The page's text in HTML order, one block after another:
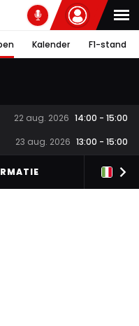
Kalender F1-stand
22 aug. 2026 14:00 - 15:00
23 aug. 2026 13:00 - 15:00